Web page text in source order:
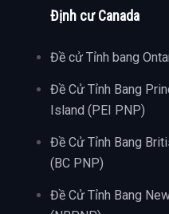
Định cư Canada
Đề cử Tỉnh bang
Đề Cử Tỉnh Bang
Island (PEI PNP)
Đề Cử Tỉnh Bang
(BC PNP)
Đề Cử Tỉnh Bang